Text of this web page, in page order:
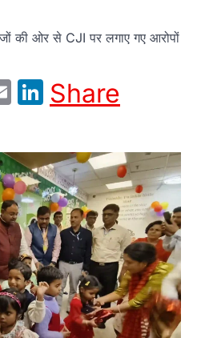
की ओर से CJI पर लगाए गए आरोपों
EmailLinkedIn
Share